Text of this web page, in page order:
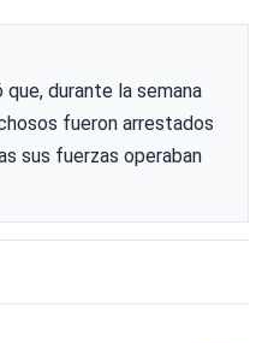
durante la semana
fueron arrestados
sus fuerzas operaban